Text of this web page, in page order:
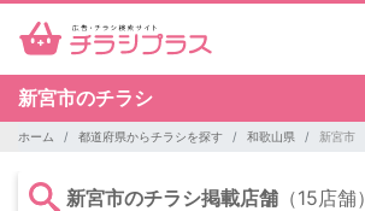
新宮市のチラシ
ホーム 都道府県からチラシを探す 和歌山県 新宮市
新宮市のチラシ掲載店舗 （15店舗）